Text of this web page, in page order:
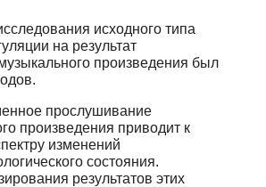
исходного типа
на результат
произведения был
прослушивание
произведения приводит к
изменений
состояния.
результатов этих